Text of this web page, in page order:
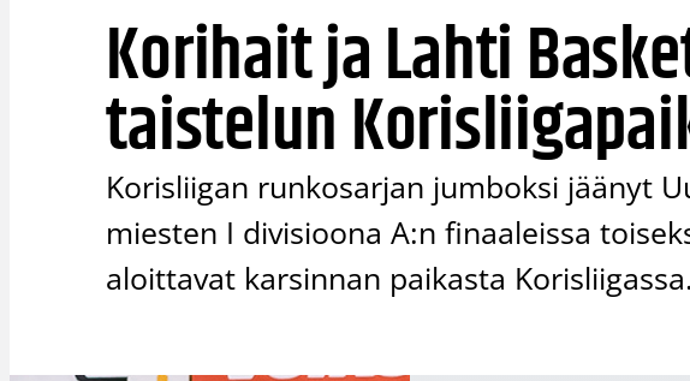
Korihait ja Lahti
taistelun
Korisliigan runkosarjan jumboksi jäänyt
miesten I divisioona A:n finaaleissa
aloittavat karsinnan paikasta Korisliigassa.